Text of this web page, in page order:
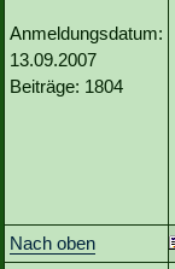
Anmeldungsdatum:
13.09.2007
Beiträge: 1804
Nach oben